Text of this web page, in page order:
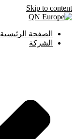
Skip to content
الصفحة الرئيسية
الشركة